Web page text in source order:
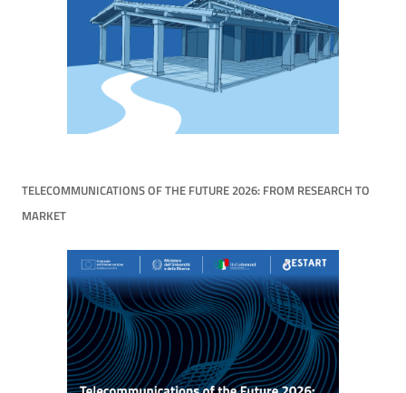
TELECOMMUNICATIONS OF THE FUTURE 2026: FROM RESEARCH TO
MARKET